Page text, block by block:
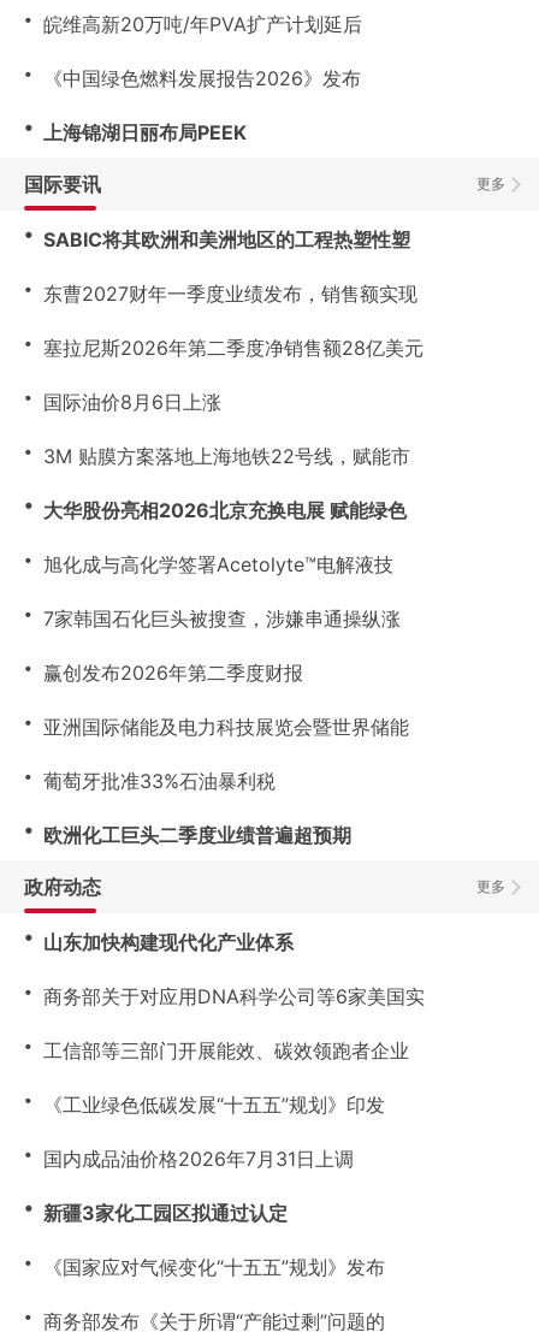
・ 皖维高新20万吨/年PVA扩产计划延后
・ 《中国绿色燃料发展报告2026》发布
・ 上海锦湖日丽布局PEEK
更多
国际要讯
・ SABIC将其欧洲和美洲地区的工程热塑性塑
・ 东曹2027财年一季度业绩发布，销售额实现
・ 塞拉尼斯2026年第二季度净销售额28亿美元
・ 国际油价8月6日上涨
・ 3M 贴膜方案落地上海地铁22号线，赋能市
・ 大华股份亮相2026北京充换电展 赋能绿色
・ 旭化成与高化学签署Acetolyte™电解液技
・ 7家韩国石化巨头被搜查，涉嫌串通操纵涨
・ 赢创发布2026年第二季度财报
・ 亚洲国际储能及电力科技展览会暨世界储能
・ 葡萄牙批准33%石油暴利税
・ 欧洲化工巨头二季度业绩普遍超预期
更多
政府动态
・ 山东加快构建现代化产业体系
・ 商务部关于对应用DNA科学公司等6家美国实
・ 工信部等三部门开展能效、碳效领跑者企业
・ 《工业绿色低碳发展“十五五”规划》印发
・ 国内成品油价格2026年7月31日上调
・ 新疆3家化工园区拟通过认定
・ 《国家应对气候变化“十五五”规划》发布
・ 商务部发布《关于所谓“产能过剩”问题的